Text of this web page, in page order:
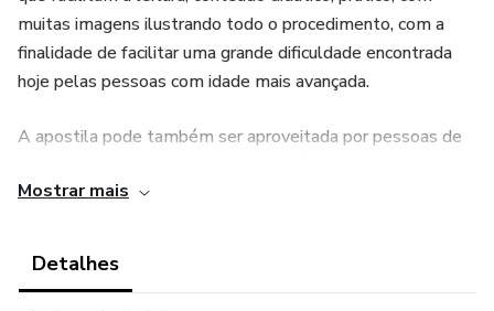
muitas imagens ilustrando todo o procedimento, com a
finalidade de facilitar uma grande dificuldade encontrada
hoje pelas pessoas com idade mais avançada.
A apostila pode também ser aproveitada por pessoas de
adultos.
encontradas pelos usuários de diversas faixas etárias,
Mostrar mais
Detalhes